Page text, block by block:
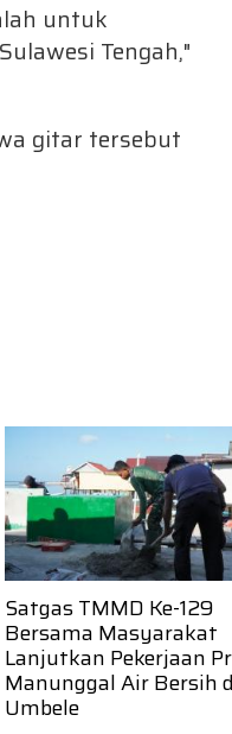
untuk
Tengah,"
gitar tersebut
Satgas TMMD Ke-129
Bersama Masyarakat
Lanjutkan Pekerjaan
Manunggal Air Bersih
Umbele